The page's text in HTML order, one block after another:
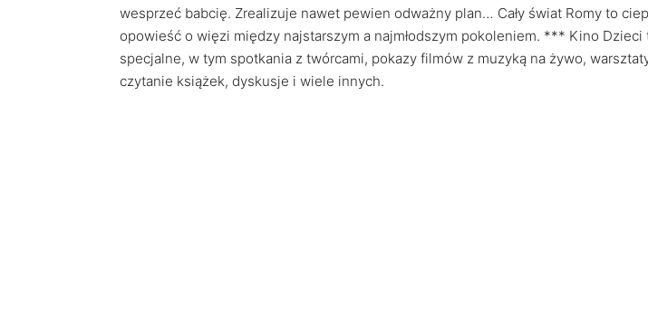
wesprzeć babcię. Zrealizuje nawet pewien odważny plan… Cały świat Romy to
opowieść o więzi między najstarszym a najmłodszym pokoleniem. *** Kino Dzieci
specjalne, w tym spotkania z twórcami, pokazy filmów z muzyką na żywo,
czytanie książek, dyskusje i wiele innych.